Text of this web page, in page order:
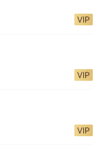
VIP
VIP
VIP